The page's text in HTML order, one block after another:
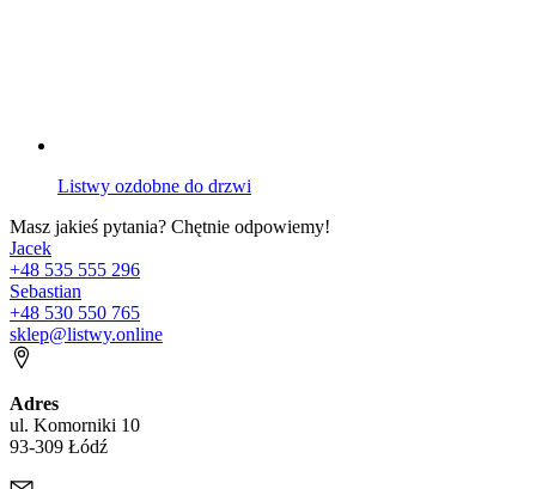
Listwy ozdobne do drzwi
Masz jakieś pytania? Chętnie odpowiemy!
Jacek
+48 535 555 296
Sebastian
+48 530 550 765
sklep@listwy.online
Adres
ul. Komorniki 10
93-309 Łódź